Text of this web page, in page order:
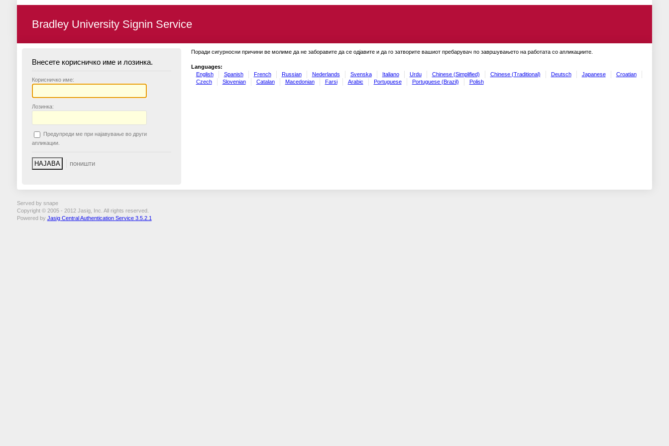
Bradley University Signin Service
Внесете корисничко име и лозинка.
Корисничко име:
Лозинка:
Предупреди ме при најавување во други
апликации.
Поради сигурносни причини ве молиме да не заборавите да се одјавите и да го затворите вашиот пребарувач по завршувањето на работата со апликациите.
Languages:
English
Spanish French Russian Nederlands Svenska Italiano Urdu Chinese (Simplified) Chinese (Traditional) Deutsch Japanese
Croatian
Czech
Slovenian Catalan Macedonian Farsi Arabic Portuguese Portuguese (Brazil) Polish
Served by snape
Copyright © 2005 - 2012 Jasig, Inc. All rights reserved.
Powered by Jasig Central Authentication Service 3.5.2.1